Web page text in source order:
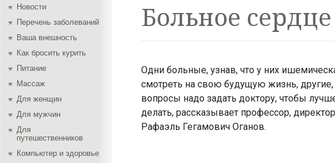
Новости
Перечень заболеваний
Ваша внешность
Как бросить курить
Питание
Массаж
Для женщин
Для мужчин
Для
путешественников
Компьютер и здоровье
Больное сердце
Одни больные, узнав, что у них
смотреть на свою будущую жизнь,
вопросы надо задать доктору, чтобы
делать, рассказывает профессор,
Рафаэль Гегамович Оганов.